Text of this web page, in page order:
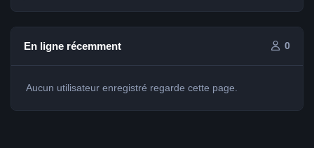
En ligne récemment 0
Aucun utilisateur enregistré regarde cette page.